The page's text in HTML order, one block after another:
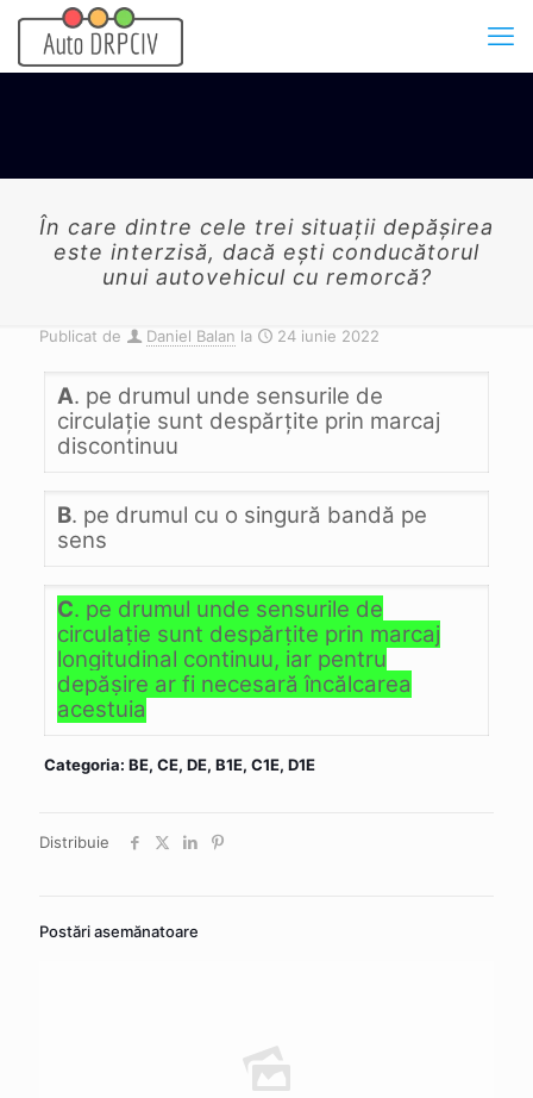
În care dintre cele trei situaţii depăşirea
este interzisă, dacă eşti conducătorul
unui autovehicul cu remorcă?
Publicat de Daniel Balan la 24 iunie 2022
A. pe drumul unde sensurile de
circulaţie sunt despărţite prin marcaj
discontinuu
B. pe drumul cu o singură bandă pe
sens
C. pe drumul unde sensurile de
circulaţie sunt despărţite prin marcaj
longitudinal continuu, iar pentru
depăşire ar fi necesară încălcarea
acestuia
Categoria: BE, CE, DE, B1E, C1E, D1E
Distribuie
Postări asemănatoare